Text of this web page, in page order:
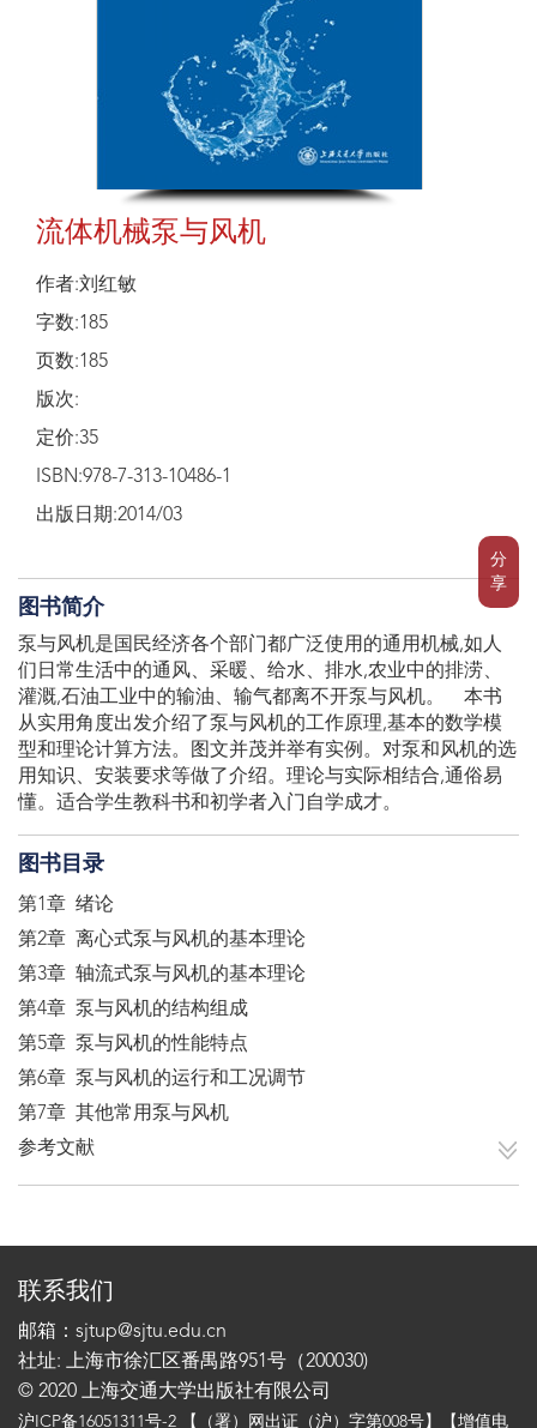
分
享
流体机械泵与风机
作者:刘红敏
字数:185
页数:185
版次:
定价:35
ISBN:978-7-313-10486-1
出版日期:2014/03
图书简介
泵与风机是国民经济各个部门都广泛使用的通用机械,如人
们日常生活中的通风、采暖、给水、排水,农业中的排涝、
灌溉,石油工业中的输油、输气都离不开泵与风机。 本书
从实用角度出发介绍了泵与风机的工作原理,基本的数学模
型和理论计算方法。图文并茂并举有实例。对泵和风机的选
用知识、安装要求等做了介绍。理论与实际相结合,通俗易
懂。适合学生教科书和初学者入门自学成才。
图书目录
第1章 绪论
第2章 离心式泵与风机的基本理论
第3章 轴流式泵与风机的基本理论
第4章 泵与风机的结构组成
第5章 泵与风机的性能特点
第6章 泵与风机的运行和工况调节
第7章 其他常用泵与风机
参考文献
联系我们
邮箱：sjtup@sjtu.edu.cn
社址: 上海市徐汇区番禺路951号（200030)
© 2020 上海交通大学出版社有限公司
沪ICP备16051311号-2 【（署）网出证（沪）字第008号】【增值电